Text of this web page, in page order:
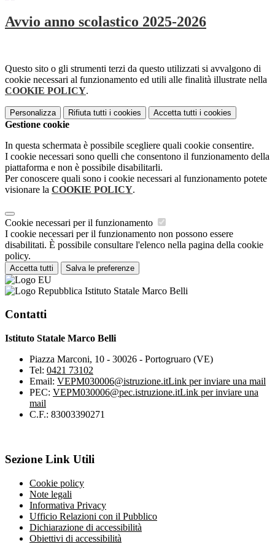
Avvio anno scolastico 2025-2026
Questo sito o gli strumenti terzi da questo utilizzati si avvalgono di
cookie necessari al funzionamento ed utili alle finalità illustrate nella
COOKIE POLICY.
Personalizza Rifiuta tutti i cookies Accetta tutti i cookies
Gestione cookie
In questa schermata è possibile scegliere quali cookie consentire.
I cookie necessari sono quelli che consentono il funzionamento della
piattaforma e non è possibile disabilitarli.
Per conoscere quali sono i cookie necessari al funzionamento potete
visionare la COOKIE POLICY.
Cookie necessari per il funzionamento
I cookie necessari per il funzionamento non possono essere
disabilitati. È possibile consultare l'elenco nella pagina della cookie
policy.
Accetta tutti Salva le preferenze
Istituto Statale Marco Belli
Contatti
Istituto Statale Marco Belli
Piazza Marconi, 10 - 30026 - Portogruaro (VE)
Tel: 0421 73102
Email: VEPM030006@istruzione.itLink per inviare una mail
PEC: VEPM030006@pec.istruzione.itLink per inviare una
mail
C.F.: 83003390271
Sezione Link Utili
Cookie policy
Note legali
Informativa Privacy
Ufficio Relazioni con il Pubblico
Dichiarazione di accessibilità
Obiettivi di accessibilità